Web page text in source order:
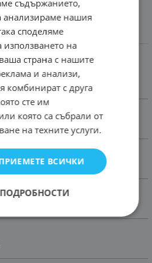
съдържанието,
анализираме нашия
споделяме
на
страна с нашите
и анализи,
комбинират с друга
сте им
която са събрали от
на техните услуги.
ВСИЧКИ